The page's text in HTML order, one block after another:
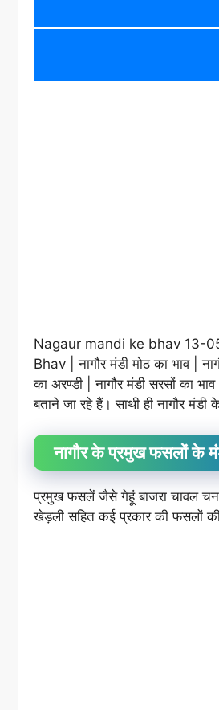
Nagaur mandi ke bhav 13-
Bhav | नागौर मंडी मोठ का भाव |
का अरण्डी | नागौर मंडी सरसों का
बताने जा रहे हैं। साथी ही नागौर
नागौर के प्रमुख फसलों
प्रमुख फसलें जैसे गेहूं बाजरा चावल चना
खेड़ली सहित कई प्रकार की फसलों की